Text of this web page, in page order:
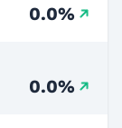
0.0%
0.0%